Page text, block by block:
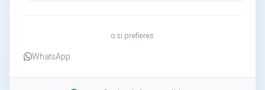
o si prefieres
WhatsApp